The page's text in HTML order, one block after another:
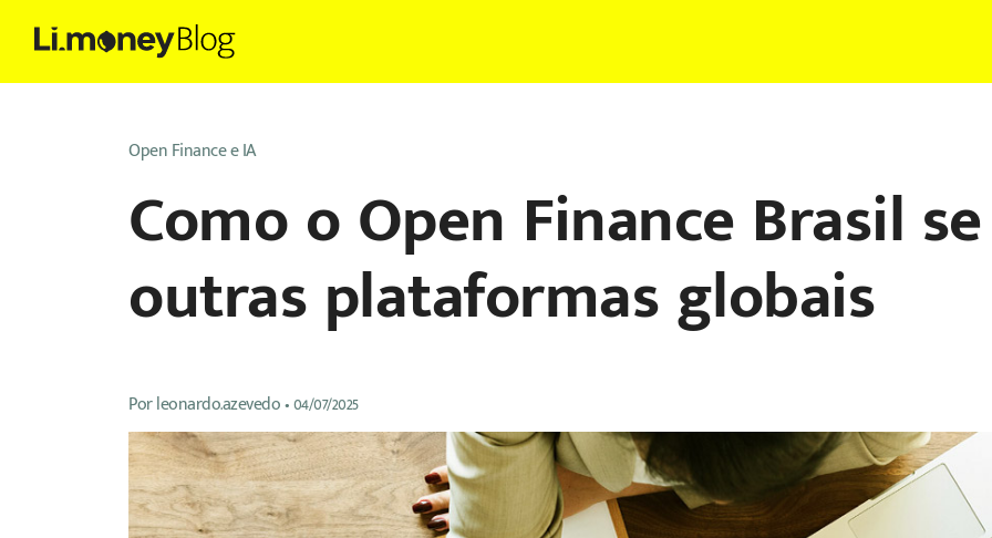
Open Finance e IA
Como o Open Finance Brasil
outras plataformas globais
Porleonardo.azevedo•04/07/2025